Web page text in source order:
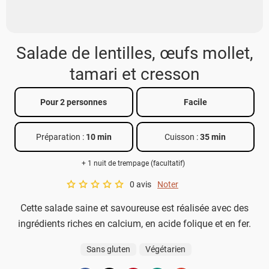
Salade de lentilles, œufs mollet,
tamari et cresson
Pour 2 personnes Facile
Préparation : 10 min Cuisson :35 min
+ 1 nuit de trempage (facultatif)
A star rating of 0 out of 5.
0 avis Noter
Cette salade saine et savoureuse est réalisée avec des
ingrédients riches en calcium, en acide folique et en fer.
Sans gluten Végétarien